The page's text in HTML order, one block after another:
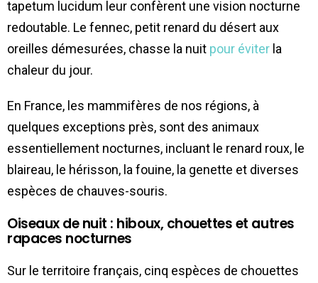
tapetum lucidum leur confèrent une vision nocturne
redoutable. Le fennec, petit renard du désert aux
oreilles démesurées, chasse la nuit pour éviter la
chaleur du jour.
En France, les mammifères de nos régions, à
quelques exceptions près, sont des animaux
essentiellement nocturnes, incluant le renard roux, le
blaireau, le hérisson, la fouine, la genette et diverses
espèces de chauves-souris.
Oiseaux de nuit : hiboux, chouettes et autres
rapaces nocturnes
Sur le territoire français, cinq espèces de chouettes